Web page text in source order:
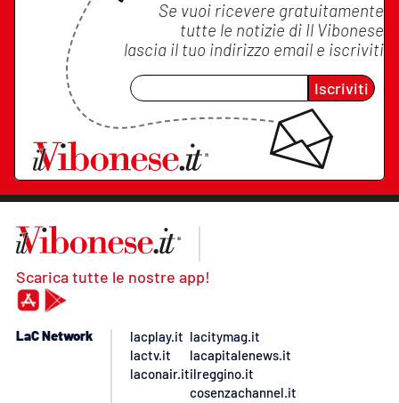
Se vuoi ricevere gratuitamente
tutte le notizie di Il Vibonese
lascia il tuo indirizzo email e iscriviti
Iscriviti
Scarica tutte le nostre app!
LaC Network
lacplay.it
lactv.it
laconair.it
lacitymag.it
lacapitalenews.it
ilreggino.it
cosenzachannel.it